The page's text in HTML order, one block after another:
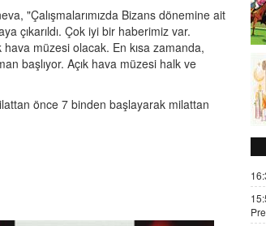
"Çalışmalarımızda Bizans dönemine ait
çıkarıldı. Çok iyi bir haberimiz var.
hava müzesi olacak. En kısa zamanda,
başlıyor. Açık hava müzesi halk ve
önce 7 binden başlayarak milattan